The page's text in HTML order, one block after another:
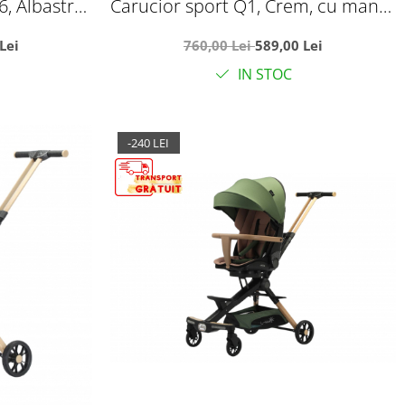
Albastru,
si
Carucior sport Q1, Crem, cu maner
cu husa si geanta
760,00 Lei589,00 Lei
IN STOC
-240 LEI